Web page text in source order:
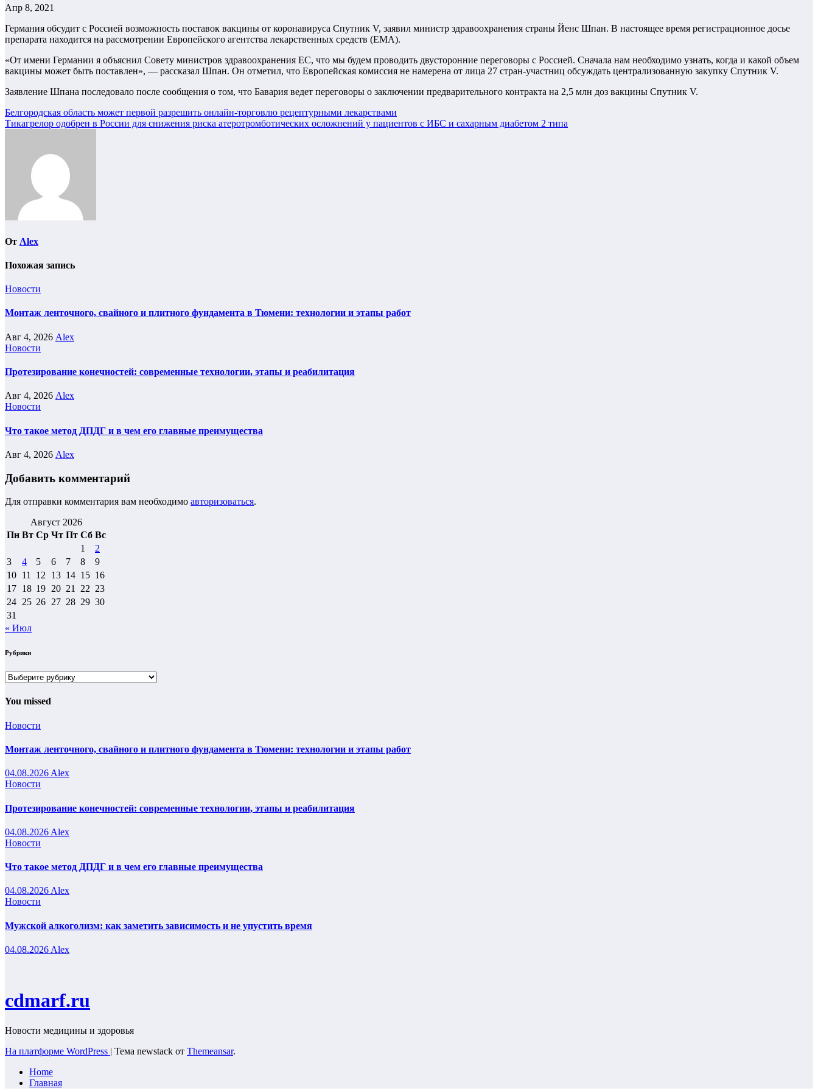
Апр 8, 2021
Германия обсудит с Россией возможность поставок вакцины от коронавируса Спутник V, заявил министр здравоохранения страны Йенс Шпан. В настоящее время регистрационное досье
препарата находится на рассмотрении Европейского агентства лекарственных средств (EMA).
«От имени Германии я объяснил Совету министров здравоохранения ЕС, что мы будем проводить двусторонние переговоры с Россией. Сначала нам необходимо узнать, когда и какой объем
вакцины может быть поставлен», — рассказал Шпан. Он отметил, что Европейская комиссия не намерена от лица 27 стран-участниц обсуждать централизованную закупку Спутник V.
Заявление Шпана последовало после сообщения о том, что Бавария ведет переговоры о заключении предварительного контракта на 2,5 млн доз вакцины Спутник V.
Навигация
по
Белгородская область может первой разрешить онлайн-торговлю рецептурными лекарствами
Тикагрелор одобрен в России для снижения риска атеротромботических осложнений у пациентов с ИБС и сахарным диабетом 2 типа
От Alex
Похожая запись
Новости
Монтаж ленточного, свайного и плитного фундамента в Тюмени: технологии и этапы работ
Авг 4, 2026 Alex
Новости
Протезирование конечностей: современные технологии, этапы и реабилитация
Авг 4, 2026 Alex
Новости
Что такое метод ДПДГ и в чем его главные преимущества
Авг 4, 2026 Alex
Добавить комментарий
Для отправки комментария вам необходимо авторизоваться.
Август 2026
Пн Вт Ср Чт Пт Сб Вс
1
2
3
4 5 6 7 8
9
10 11 12 13 14 15 16
17 18 19 20 21 22 23
24 25 26 27 28 29 30
31
« Июл
Рубрики
Рубрики
You missed
Новости
Монтаж ленточного, свайного и плитного фундамента в Тюмени: технологии и этапы работ
04.08.2026 Alex
Новости
Протезирование конечностей: современные технологии, этапы и реабилитация
04.08.2026 Alex
Новости
Что такое метод ДПДГ и в чем его главные преимущества
04.08.2026 Alex
Новости
Мужской алкоголизм: как заметить зависимость и не упустить время
04.08.2026 Alex
cdmarf.ru
Новости медицины и здоровья
На платформе WordPress | Тема newstack от Themeansar.
Home
Главная